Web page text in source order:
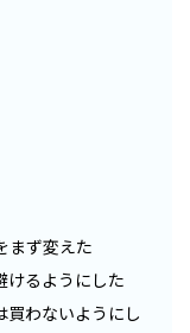
まず変えた
けるようにした
買わないようにし